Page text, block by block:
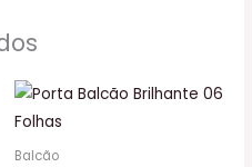
Balcão